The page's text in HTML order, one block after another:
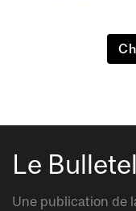
Le Bulletel
Une publication de